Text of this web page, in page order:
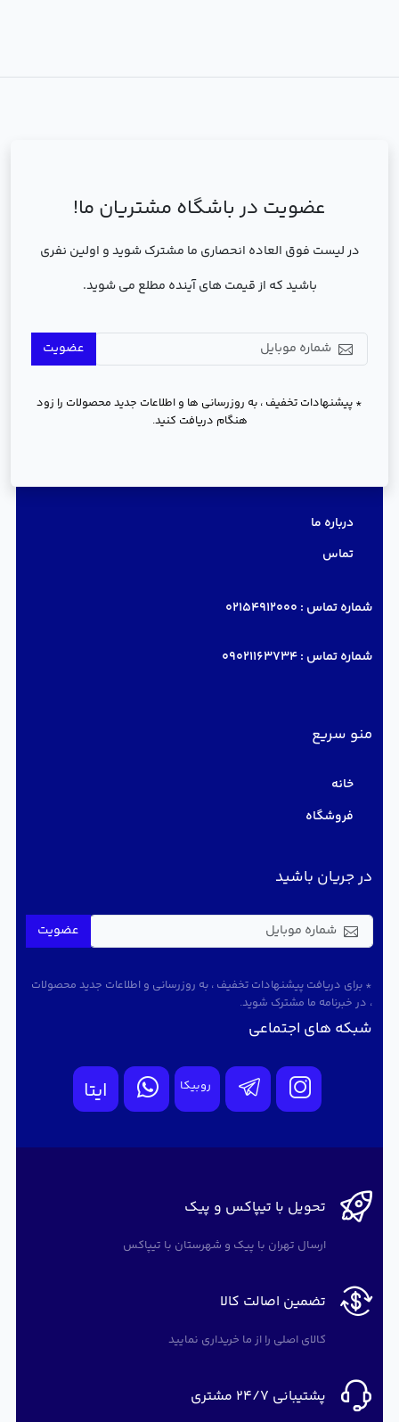
عضویت در باشگاه مشتریان ما!
در لیست فوق العاده انحصاری ما مشترک شوید و اولین نفری
باشید که از قیمت های آینده مطلع می شوید.
عضویت
* پیشنهادات تخفیف ، به روزرسانی ها و اطلاعات جدید محصولات را زود
هنگام دریافت کنید.
درباره ما
تماس
شماره تماس : 02154912000
شماره تماس :09021163734
منو سریع
خانه
فروشگاه
در جریان باشید
عضویت
* برای دریافت پیشنهادات تخفیف ، به روزرسانی و اطلاعات جدید محصولات
، در خبرنامه ما مشترک شوید.
شبکه های اجتماعی
روبیکا ایتا
تحویل با تیپاکس و پیک
ارسال تهران با پیک و شهرستان با تیپاکس
تضمین اصالت کالا
کالای اصلی را از ما خریداری نمایید
پشتیبانی 24/7 مشتری